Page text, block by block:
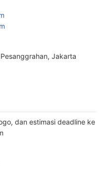
Jakarta
dan estimasi deadline ke